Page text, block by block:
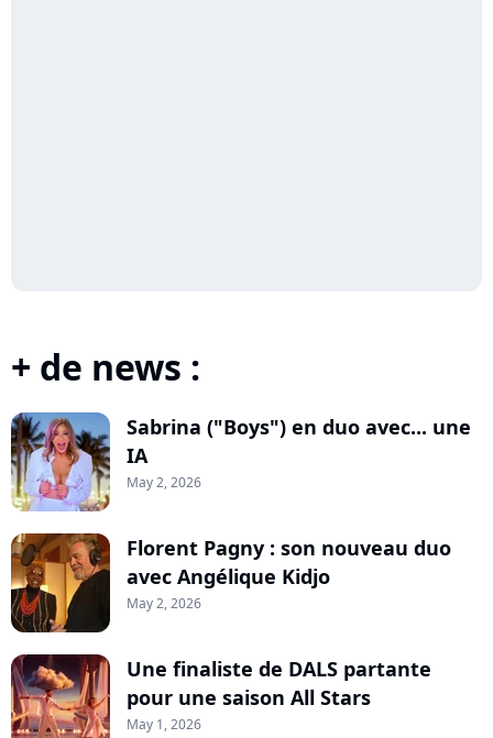
+ de news :
Sabrina ("Boys") en duo avec... une
IA
May 2, 2026
Florent Pagny : son nouveau duo
avec Angélique Kidjo
May 2, 2026
Une finaliste de DALS partante
pour une saison All Stars
May 1, 2026